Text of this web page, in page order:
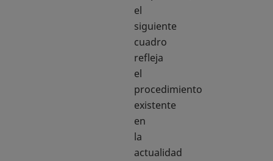
el
siguiente
cuadro
refleja
el
procedimiento
existente
en
la
actualidad